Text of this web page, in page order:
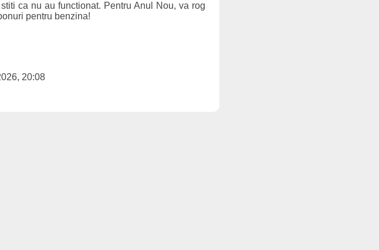
ca nu au functionat. Pentru Anul Nou, va rog
pentru benzina!
20:08